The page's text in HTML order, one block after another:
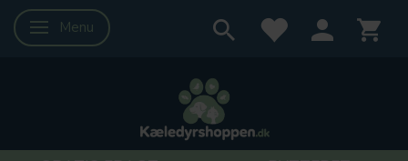
Skifte navigation
Menu